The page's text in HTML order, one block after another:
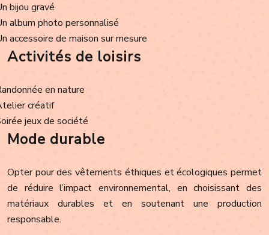
bijou gravé
album photo personnalisé
accessoire de maison sur mesure
Activités de loisirs
en nature
créatif
jeux de société
Mode durable
Opter pour des vêtements éthiques et écologiques permet
de réduire l’impact environnemental, en choisissant des
matériaux durables et en soutenant une production
responsable.